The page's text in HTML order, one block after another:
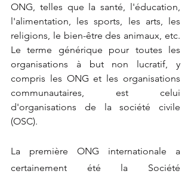
ONG, telles que la santé, l'éducation,
l'alimentation, les sports, les arts, les
religions, le bien-être des animaux, etc.
Le terme générique pour toutes les
organisations à but non lucratif, y
compris les ONG et les organisations
communautaires, est celui
d'organisations de la société civile
(OSC).
La première ONG internationale a
certainement été la Société